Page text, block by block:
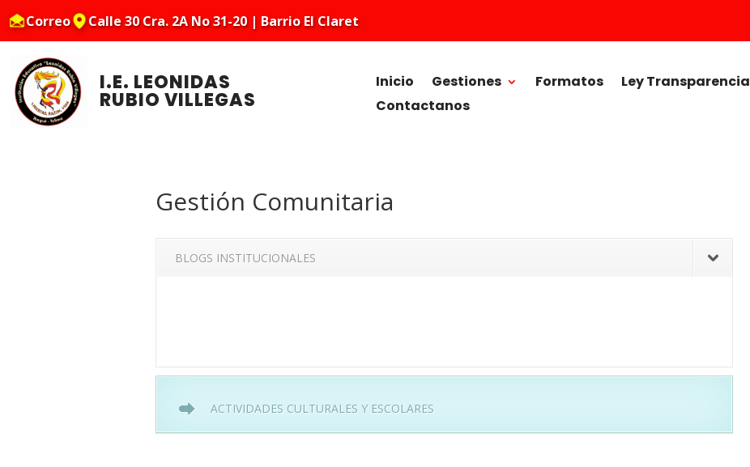
Correo Calle 30 Cra. 2A No 31-20 | Barrio El Claret
I.E. LEONIDAS
RUBIO VILLEGAS
Inicio Gestiones Formatos
Ley Transparencia
Contactanos
Gestión Comunitaria
BLOGS INSTITUCIONALES
ACTIVIDADES CULTURALES Y ESCOLARES